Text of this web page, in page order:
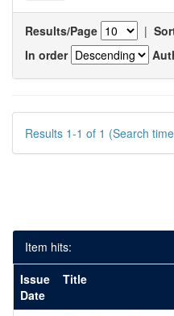
Results/Page |
In order
Results 1-1 of 1 (Search
Item hits:
Issue
Date
Title